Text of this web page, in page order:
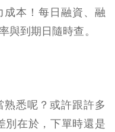
本！每日融資、融
與到期日隨時查。
悉呢？或許跟許多
別在於，下單時還是